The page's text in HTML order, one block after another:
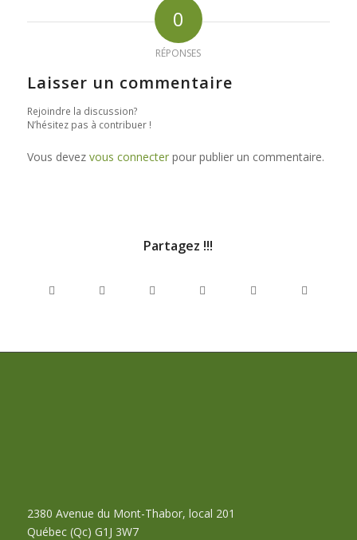
0
RÉPONSES
Laisser un commentaire
Rejoindre la discussion?
N’hésitez pas à contribuer !
Vous devez vous connecterpour publier un commentaire.
Partagez !!!
2380 Avenue du Mont-Thabor, local 201
Québec (Qc) G1J 3W7